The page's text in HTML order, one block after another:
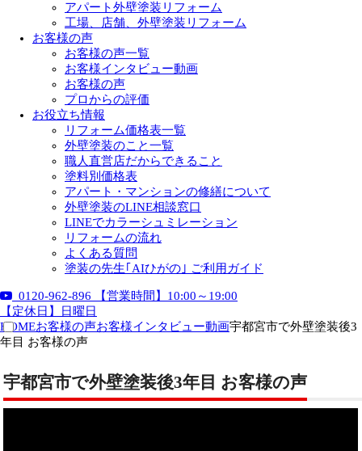
アパート外壁塗装リフォーム
工場、店舗、外壁塗装リフォーム
お客様の声
お客様の声一覧
お客様インタビュー動画
お客様の声
プロからの評価
お役立ち情報
リフォーム価格表一覧
外壁塗装のこと一覧
職人直営店だからできること
塗料別価格表
アパート・マンションの修繕について
外壁塗装のLINE相談窓口
LINEでカラーシュミレーション
リフォームの流れ
よくある質問
塗装の先生｢AIひがの｣ ご利用ガイド
0120-962-896
【営業時間】10:00～19:00
【定休日】日曜日
HOMEお客様の声お客様インタビュー動画宇都宮市で外壁塗装後3
年目 お客様の声
宇都宮市で外壁塗装後3年目 お客様の声